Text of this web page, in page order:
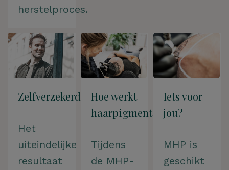
herstelproces.
Zelfverzekerdheid
Het
uiteindelijke
resultaat
Hoe werkt
haarpigmentatie?
Tijdens
de MHP-
Iets voor
jou?
MHP is
geschikt